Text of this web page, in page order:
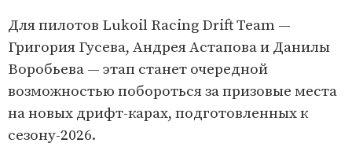
Для пилотов Lukoil Racing Drift Team —
Григория Гусева, Андрея Астапова и Данилы
Воробьева — этап станет очередной
возможностью побороться за призовые места
на новых дрифт-карах, подготовленных к
сезону-2026.